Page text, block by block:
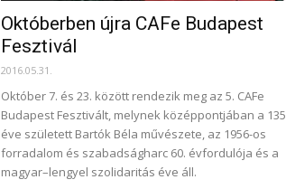
Októberben újra CAFe Budapest
Fesztivál
2016.05.31.
Október 7. és 23. között rendezik meg az 5. CAFe
Budapest Fesztivált, melynek középpontjában a 135
éve született Bartók Béla művészete, az 1956-os
forradalom és szabadságharc 60. évfordulója és a
magyar–lengyel szolidaritás éve áll.